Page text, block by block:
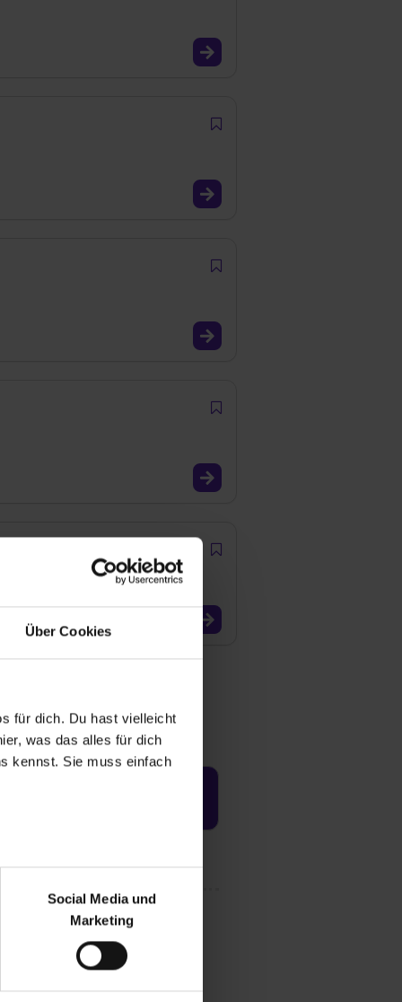
Über Cookies
für dich. Du hast vielleicht
was das alles für dich
kennst. Sie muss einfach
bei Benutzung der
zu analysieren
Medien, Werbung
Marketing“). Unsere
bereitgestellt hast oder die
Social Media und
Marketing